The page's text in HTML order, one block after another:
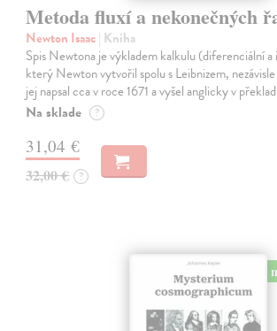
Metoda fluxí a nekonečných
Newton Isaac| Kniha
Spis Newtona je výkladem kalkulu (diferenciální
který Newton vytvořil spolu s Leibnizem,
jej napsal cca v roce 1671 a vyšel anglicky v
Na sklade ?
31,04 €
32,00 € ?